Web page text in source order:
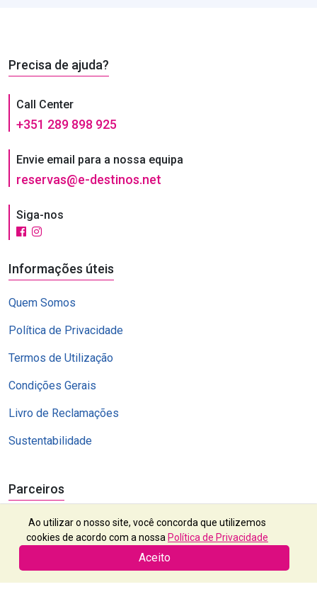
Precisa de ajuda?
Call Center
+351 289 898 925
Envie email para a nossa equipa
reservas@e-destinos.net
Siga-nos
Informações úteis
Quem Somos
Política de Privacidade
Termos de Utilização
Condições Gerais
Livro de Reclamações
Sustentabilidade
Parceiros
Ao utilizar o nosso site, você concorda que utilizemos
cookies de acordo com a nossa Política de Privacidade
Aceito